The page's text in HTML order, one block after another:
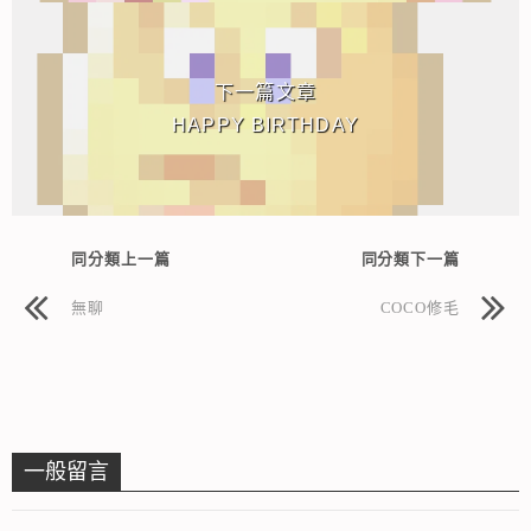
下一篇文章
HAPPY BIRTHDAY
同分類上一篇
無聊
同分類下一篇
COCO修毛
一般留言